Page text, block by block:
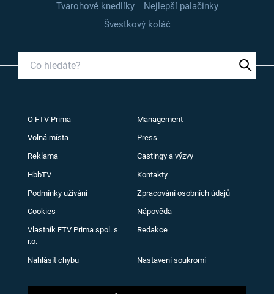
Tvarohové knedlíky
Nejlepší palačinky
Švestkový koláč
O FTV Prima Management
Volná místa Press
Reklama Castingy a výzvy
HbbTV Kontakty
Podmínky užívání Zpracování osobních údajů
Cookies Nápověda
Vlastník FTV Prima spol. s
r.o.
Redakce
Nahlásit chybu Nastavení soukromí